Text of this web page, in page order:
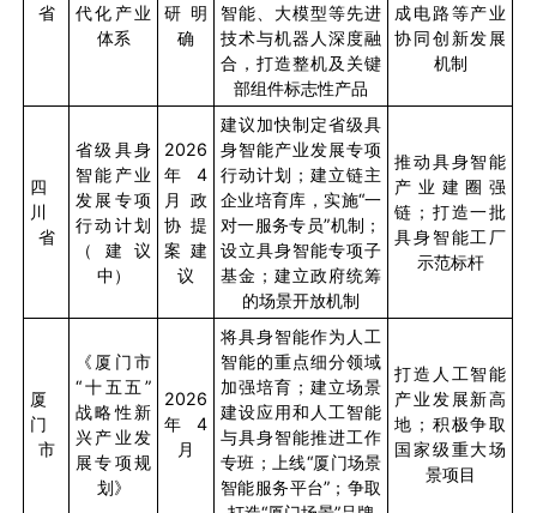
省
代化产业
体系
研明
确
智能、大模型等先进
技术与机器人深度融
合，打造整机及关键
部组件标志性产品
成电路等产业
协同创新发展
机制
四
川
省
省级具身
智能产业
发展专项
行动计划
（建议
中）
2026
年4
月政
协提
案建
议
建议加快制定省级具
身智能产业发展专项
行动计划；建立链主
企业培育库，实施“一
对一服务专员”机制；
设立具身智能专项子
基金；建立政府统筹
的场景开放机制
推动具身智能
产业建圈强
链；打造一批
具身智能工厂
示范标杆
厦
门
市
《厦门市
“十五五”
战略性新
兴产业发
展专项规
划》
2026
年4
月
将具身智能作为人工
智能的重点细分领域
加强培育；建立场景
建设应用和人工智能
与具身智能推进工作
专班；上线“厦门场景
智能服务平台”；争取
打造人工智能
产业发展新高
地；积极争取
国家级重大场
景项目